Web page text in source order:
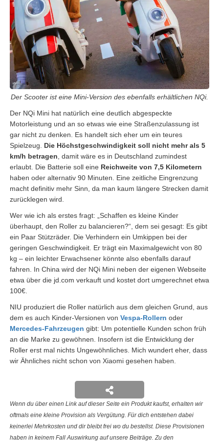
Der Scooter ist eine Mini-Version des ebenfalls erhältlichen NQi.
Der NQi Mini hat natürlich eine deutlich abgespeckte
Motorleistung und an so etwas wie eine Straßenzulassung ist
gar nicht zu denken. Es handelt sich eher um ein teures
Spielzeug. Die Höchstgeschwindigkeit soll nicht mehr als 5
km/h betragen , damit wäre es in Deutschland zumindest
erlaubt. Die Batterie soll eine Reichweite von 7,5 Kilometern
haben oder alternativ 90 Minuten. Eine zeitliche Eingrenzung
macht definitiv mehr Sinn, da man kaum längere Strecken damit
zurücklegen wird.
Wer wie ich als erstes fragt: „Schaffen es kleine Kinder
überhaupt, den Roller zu balancieren?“, dem sei gesagt: Es gibt
ein Paar Stützräder. Die Verhindern ein Umkippen bei der
geringen Geschwindigkeit. Er trägt ein Maximalgewicht von 80
kg – ein leichter Erwachsener könnte also ebenfalls darauf
fahren. In China wird der NQi Mini neben der eigenen Webseite
etwa über die jd.com verkauft und kostet dort umgerechnet etwa
100€.
NIU produziert die Roller natürlich aus dem gleichen Grund, aus
dem es auch Kinder-Versionen von Vespa-Rollern oder
Mercedes-Fahrzeugen gibt: Um potentielle Kunden schon früh
an die Marke zu gewöhnen. Insofern ist die Entwicklung der
Roller erst mal nichts Ungewöhnliches. Mich wundert eher, dass
wir Ähnliches nicht schon von Xiaomi gesehen haben.
Wenn du über einen Link auf dieser Seite ein Produkt kaufst, erhalten wir
oftmals eine kleine Provision als Vergütung. Für dich entstehen dabei
keinerlei Mehrkosten und dir bleibt frei wo du bestellst. Diese Provisionen
haben in keinem Fall Auswirkung auf unsere Beiträge. Zu den